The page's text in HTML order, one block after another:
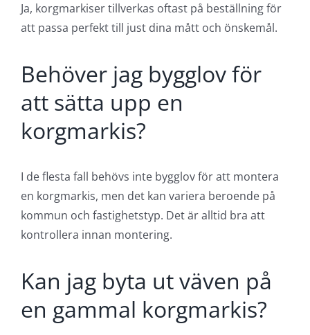
Ja, korgmarkiser tillverkas oftast på beställning för
att passa perfekt till just dina mått och önskemål.
Behöver jag bygglov för
att sätta upp en
korgmarkis?
I de flesta fall behövs inte bygglov för att montera
en korgmarkis, men det kan variera beroende på
kommun och fastighetstyp. Det är alltid bra att
kontrollera innan montering.
Kan jag byta ut väven på
en gammal korgmarkis?